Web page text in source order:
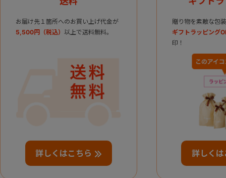
お届け先１箇所へのお買い上げ代金が
5,500円（税込） 以上で送料無料。
詳しくはこちら
贈り物を素敵な包
ギフトラッピング
印！
詳しくは